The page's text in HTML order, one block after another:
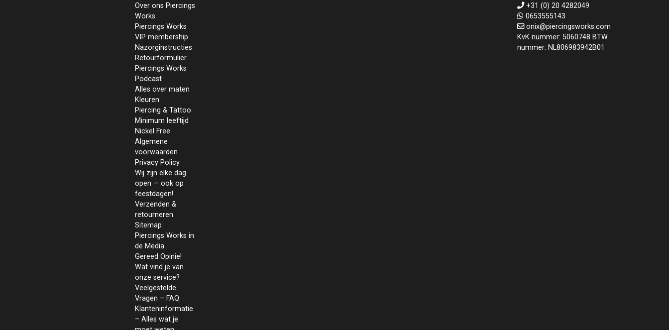
Over ons Piercings
Works
Piercings Works
VIP membership
Nazorginstructies
Retourformulier
Piercings Works
Podcast
Alles over maten
Kleuren
Piercing & Tattoo
Minimum leeftijd
Nickel Free
Algemene
voorwaarden
Privacy Policy
Wij zijn elke dag
open — ook op
feestdagen!
Verzenden &
retourneren
Sitemap
Piercings Works in
de Media
Gereed Opinie!
Wat vind je van
onze service?
Veelgestelde
Vragen – FAQ
Klanteninformatie
– Alles wat je
+31 (0) 20 4282049
0653555143
onix@piercingsworks.com
KvK nummer: 5060748 BTW
nummer: NL806983942B01